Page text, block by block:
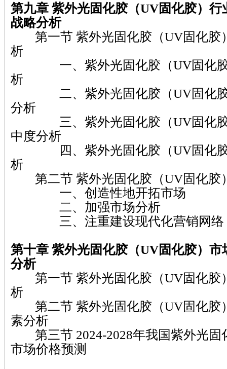
第九章 紫外光固化胶（UV固化胶）行
战略分析
第一节 紫外光固化胶（UV固化胶
析
一、紫外光固化胶（UV固化胶
析
二、紫外光固化胶（UV固化胶
分析
三、紫外光固化胶（UV固化胶
中度分析
四、紫外光固化胶（UV固化胶
析
第二节 紫外光固化胶（UV固化胶
一、创造性地开拓市场
二、加强市场分析
三、注重建设现代化营销网络
第十章 紫外光固化胶（UV固化胶） 市
分析
第一节 紫外光固化胶（UV固化胶
析
第二节 紫外光固化胶（UV固化胶
素分析
第三节 2024-2028年我国紫外光固
市场价格预测